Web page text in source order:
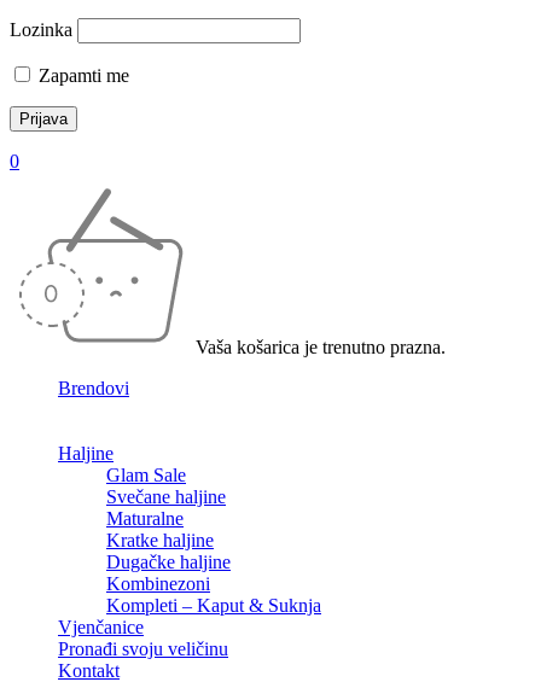
Lozinka
Zapamti me
0
Vaša košarica je trenutno prazna.
Brendovi
Haljine
Glam Sale
Svečane haljine
Maturalne
Kratke haljine
Dugačke haljine
Kombinezoni
Kompleti – Kaput & Suknja
Vjenčanice
Pronađi svoju veličinu
Kontakt